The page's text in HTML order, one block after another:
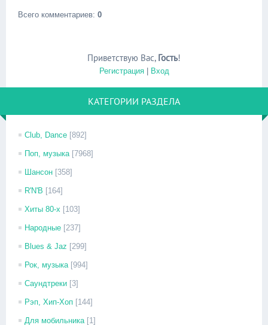
Всего комментариев: 0
Приветствую Вас, Гость!
Регистрация| Вход
КАТЕГОРИИ РАЗДЕЛА
Club, Dance [892]
Поп, музыка [7968]
Шансон [358]
R'N'B [164]
Хиты 80-х [103]
Народные [237]
Blues & Jaz [299]
Рок, музыка [994]
Саундтреки [3]
Рэп, Хип-Хоп [144]
Для мобильника [1]